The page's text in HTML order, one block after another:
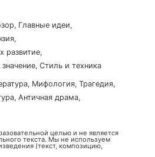
, Главные идеи,
,
развитие,
, Стиль и техника
, мифология, трагедия,
, античная драма,
целью и не является
текста. Мы не используем
(текст, композицию,